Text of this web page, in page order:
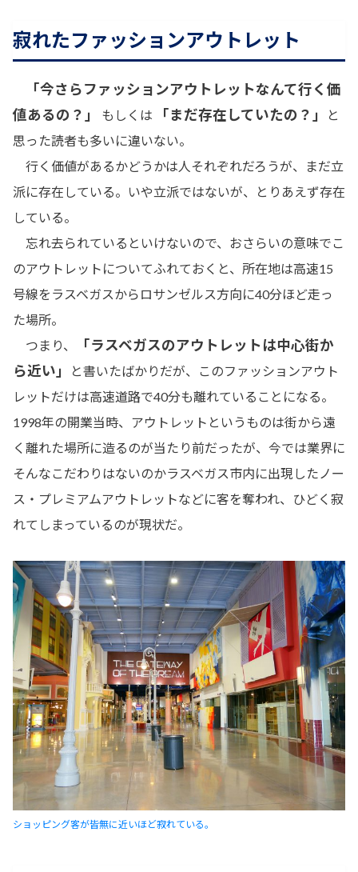
寂れたファッションアウトレット
「今さらファッションアウトレットなんて行く価
値あるの？」
もしくは 「まだ存在していたの？」
と
思った読者も多いに違いない。
行く価値があるかどうかは人それぞれだろうが、まだ立
派に存在している。いや立派ではないが、とりあえず存在
している。
忘れ去られているといけないので、おさらいの意味でこ
のアウトレットについてふれておくと、所在地は高速15
号線をラスベガスからロサンゼルス方向に40分ほど走っ
た場所。
つまり、
「ラスベガスのアウトレットは中心街か
ら近い」
と書いたばかりだが、このファッションアウト
レットだけは高速道路で40分も離れていることになる。
1998年の開業当時、アウトレットというものは街から遠
く離れた場所に造るのが当たり前だったが、今では業界に
そんなこだわりはないのかラスベガス市内に出現したノー
ス・プレミアムアウトレットなどに客を奪われ、ひどく寂
れてしまっているのが現状だ。
ショッピング客が皆無に近いほど寂れている。